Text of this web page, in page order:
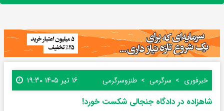
خبرفوری سرگرمی طنز‌و‌سرگرمی ۱۶ تیر ۱۴۰۵ ۱۹:۳۰
شاهزاده در دادگاه جنجالی شکست خورد!